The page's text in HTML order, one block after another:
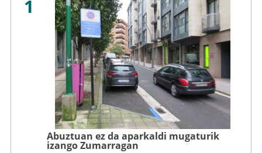
1
Abuztuan ez da aparkaldi mugaturik
izango Zumarragan